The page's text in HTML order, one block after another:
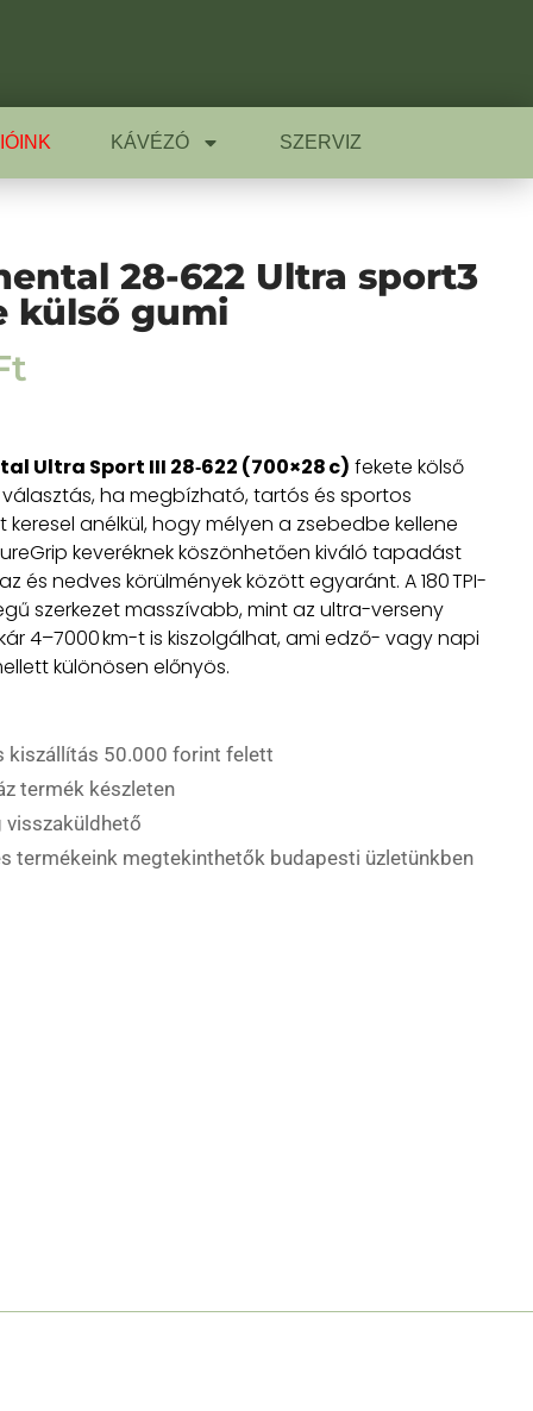
KÁVÉZÓ SZERVIZ
28-622 Ultra sport3
külső gumi
Ultra Sport III 28‑622 (700×28 c) fekete kölső
ha megbízható, tartós és sportos
keresel anélkül, hogy mélyen a zsebedbe kellene
keveréknek köszönhetően kiváló tapadást
és nedves körülmények között egyaránt. A 180 TPI-
szerkezet masszívabb, mint az ultra-verseny
4–7000 km-t is kiszolgálhat, ami edző- vagy napi
különösen előnyös.
kiszállítás 50.000 forint felett
termék készleten
visszaküldhető
termékeink megtekinthetők budapesti üzletünkben